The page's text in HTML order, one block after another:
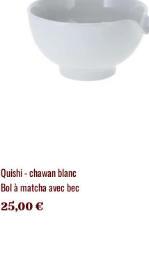
Quishi - chawan blanc
Bol à matcha avec bec
25,00 €